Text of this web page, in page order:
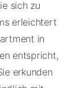
sich zu
erleichtert
in
entspricht,
erkunden